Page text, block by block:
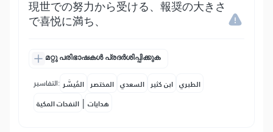
現世での努力から受ける、報奨の大きさ
で喜悦に満ち、
മറ്റു പരിഭാഷകൾ പ്രദർശിപ്പിക്കുക
التفاسير: المُيسَّر المختصر السعدي ابن كثير الطبري
النفحات المكية | هدايات